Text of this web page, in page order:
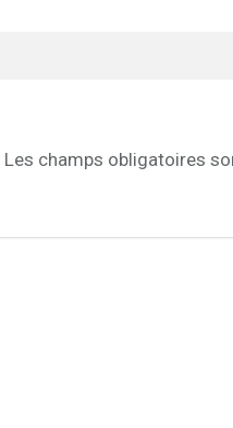
Les champs obligatoires